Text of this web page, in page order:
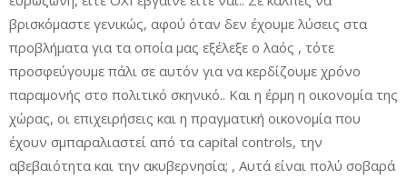
βρισκόμαστε γενικώς, αφού όταν δεν έχουμε λύσεις στα
προβλήματα για τα οποία μας εξέλεξε ο λαός , τότε
προσφεύγουμε πάλι σε αυτόν για να κερδίζουμε χρόνο
παραμονής στο πολιτικό σκηνικό.. Και η έρμη η οικονομία της
χώρας, οι επιχειρήσεις και η πραγματική οικονομία που
έχουν σμπαραλιαστεί από τα capital controls, την
αβεβαιότητα και την ακυβερνησία; , Αυτά είναι πολύ σοβαρά